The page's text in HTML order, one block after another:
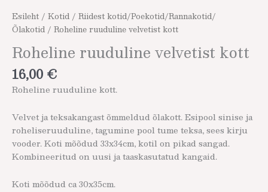
Esileht / Kotid / Riidest kotid/Poekotid/Rannakotid/
Õlakotid / Roheline ruuduline velvetist kott
Roheline ruuduline velvetist kott
16,00 €
Roheline ruuduline kott.
Velvet ja teksakangast õmmeldud õlakott. Esipool sinise ja
roheliseruuduline, tagumine pool tume teksa, sees kirju
vooder. Koti mõõdud 33x34cm, kotil on pikad sangad.
Kombineeritud on uusi ja taaskasutatud kangaid.
Koti mõõdud ca 30x35cm.